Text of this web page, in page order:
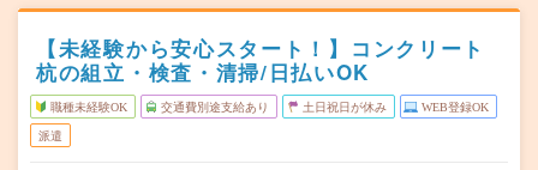
【未経験から安心スタート！】コンクリート
杭の組立・検査・清掃/日払いOK
職種未経験OK 交通費別途支給あり 土日祝日が休み WEB登録OK
派遣